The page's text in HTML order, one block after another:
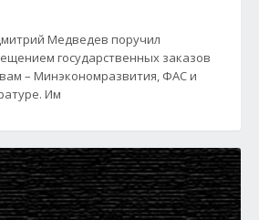
Медведев поручил
государственных заказов
– Минэкономразвития, ФАС и
Им